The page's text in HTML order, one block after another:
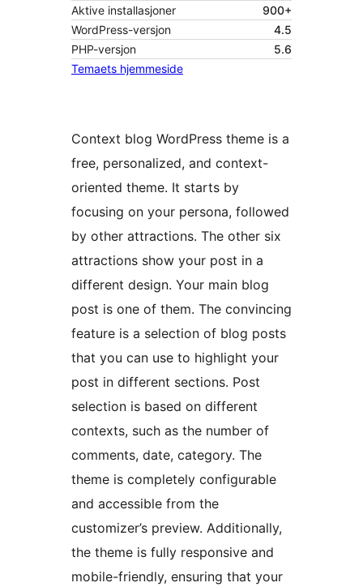
Aktive installasjoner
900+
WordPress-versjon
4.5
PHP-versjon
5.6
Temaets hjemmeside
Context blog WordPress theme is a
free, personalized, and context-
oriented theme. It starts by
focusing on your persona, followed
by other attractions. The other six
attractions show your post in a
different design. Your main blog
post is one of them. The convincing
feature is a selection of blog posts
that you can use to highlight your
post in different sections. Post
selection is based on different
contexts, such as the number of
comments, date, category. The
theme is completely configurable
and accessible from the
customizer’s preview. Additionally,
the theme is fully responsive and
mobile-friendly, ensuring that your